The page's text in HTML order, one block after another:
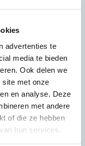
advertenties te
media te bieden
Ook delen we
site met onze
en analyse. Deze
met andere
of die ze hebben
hun services.
controleren.
Juist deze
tussen alleen
Uw
weer werken op
locatie.
is vroegtijdig